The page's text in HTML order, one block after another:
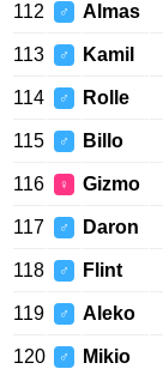
112 ♂ Almas
113 ♂ Kamil
114 ♂ Rolle
115 ♂ Billo
116 ♀ Gizmo
117 ♂ Daron
118 ♂ Flint
119 ♂ Aleko
120 ♂ Mikio